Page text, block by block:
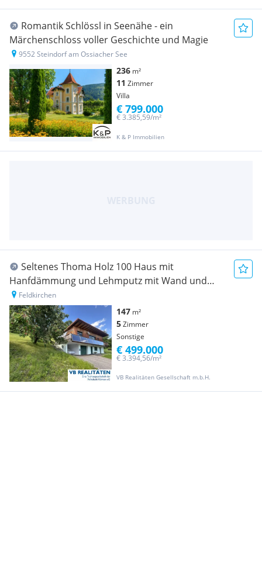
Romantik Schlössl in Seenähe - ein
Märchenschloss voller Geschichte und Magie
9552 Steindorf am Ossiacher See
236 m²
11 Zimmer
Villa
K & P Immobilien
€ 3.385,59/m²
€ 799.000
Seltenes Thoma Holz 100 Haus mit
Hanfdämmung und Lehmputz mit Wand und
Bodenheizung - zu verkaufen für EUR 499 000.-
Feldkirchen
147 m²
5Zimmer
Sonstige
VB Realitäten Gesellschaft m.b.H.
€ 3.394,56/m²
€ 499.000